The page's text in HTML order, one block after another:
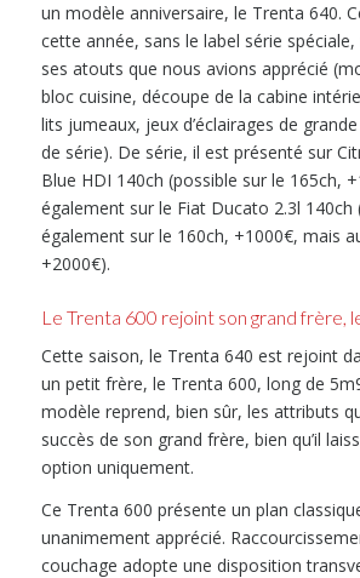
un modèle anniversaire, le Trenta 640.
cette année, sans le label série
ses atouts que nous avions apprécié
bloc cuisine, découpe de la cabine
lits jumeaux, jeux d’éclairages de
de série). De série, il est présenté sur
Blue HDI 140ch (possible sur le 165ch,
également sur le Fiat Ducato 2.3l 140ch
également sur le 160ch, +1000€, mais
+2000€).
Le Trenta 600 rejoint son grand frère,
Cette saison, le Trenta 640 est rejoint
un petit frère, le Trenta 600, long de
modèle reprend, bien sûr, les attributs
succès de son grand frère, bien qu’il
option uniquement.
Ce Trenta 600 présente un plan
unanimement apprécié.
couchage adopte une disposition